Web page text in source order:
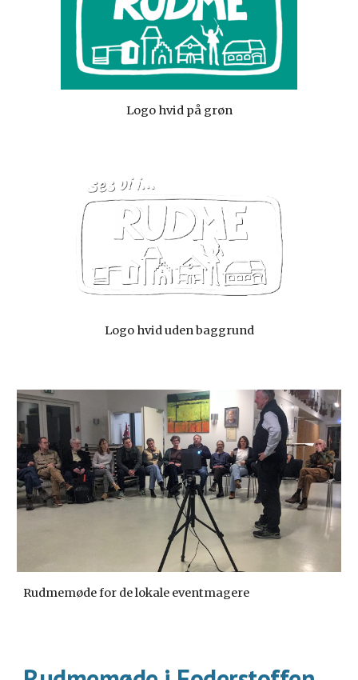
Logo hvid på grøn
Logo hvid uden baggrund
Rudmemøde for de lokale eventmagere